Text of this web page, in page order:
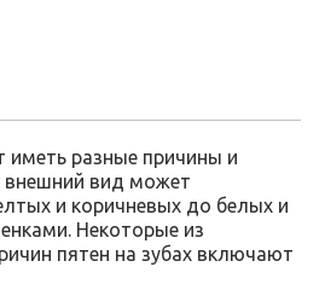
иметь разные причины и
внешний вид может
и коричневых до белых и
Некоторые из
пятен на зубах включают